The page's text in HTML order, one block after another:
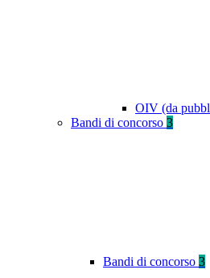
OIV (da
Bandi di concorso 3
Bandi di concorso 3